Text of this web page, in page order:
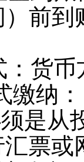
前
：货
缴纳：
是从
票